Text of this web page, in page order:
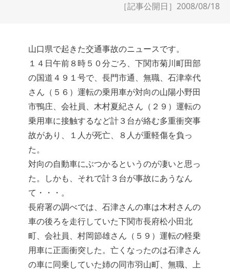
［記事公開日］2008/08/18
山口県で起きた交通事故のニュースです。
１４日午前８時５０分ごろ、下関市菊川町田部
の国道４９１号で、長門市通、無職、石津幸代
さん（５６）運転の乗用車が対向の山陽小野田
市鴨庄、会社員、木村夏紀さん（２９）運転の
乗用車に接触するなど計３台が絡む多重衝突事
故があり、１人が死亡、８人が重軽傷を負っ
た。
対向の自動車にぶつかるというのが凄いと思っ
た。しかも、それで計３台が事故にあうなん
て・・・。
長府署の調べでは、石津さんの車は木村さんの
車の後ろを走行していた下関市長府松小田北
町、会社員、村岡節雄さん（５９）運転の軽乗
用車に正面衝突した。亡くなったのは石津さん
の車に同乗していた姉の同市羽山町、無職、上